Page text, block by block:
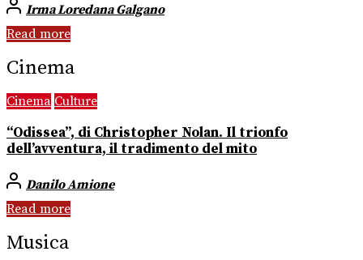
Irma Loredana Galgano
Read more
Cinema
Cinema Culture
“Odissea”, di Christopher Nolan. Il trionfo
dell’avventura, il tradimento del mito
Danilo Amione
Read more
Musica